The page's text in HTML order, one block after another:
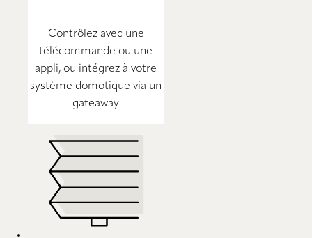
Contrôlez avec une
télécommande ou une
appli, ou intégrez à votre
système domotique via un
gateaway